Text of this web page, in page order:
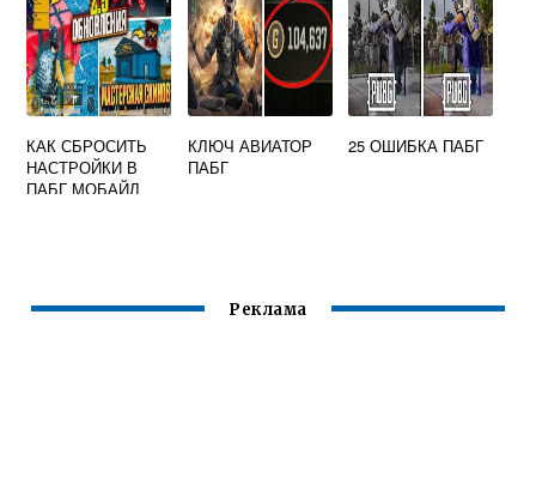
КАК СБРОСИТЬ
НАСТРОЙКИ В
ПАБГ МОБАЙЛ
КЛЮЧ АВИАТОР
ПАБГ
25 ОШИБКА ПАБГ
Реклама